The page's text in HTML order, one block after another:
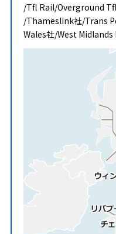
/Tfl Rail/Overground
/Thameslink社/Trans
Wales社/West Midlands